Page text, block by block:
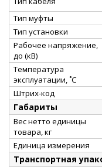
Тип муфты
Тип установки
Рабочее напряжение,
до (кВ)
Температура
эксплуатации, ˚С
Штрих-код
Габариты
Вес нетто единицы
товара, кг
Единица измерения
Транспортная